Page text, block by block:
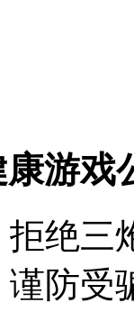
游戏
绝三
防受